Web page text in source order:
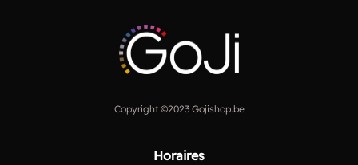
Copyright ©2023 Gojishop.be
Horaires